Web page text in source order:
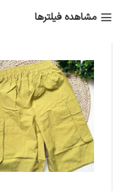
مشاهده فیلترها